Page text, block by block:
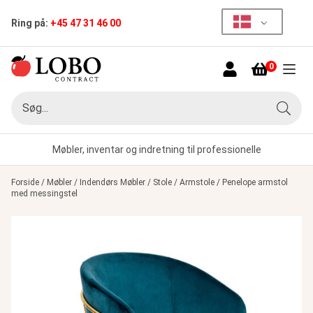
Ring på: +45 47 31 46 00
0
Menu
Søg
Møbler, inventar og indretning til professionelle
Forside / Møbler / Indendørs Møbler / Stole / Armstole / Penelope armstol
med messingstel